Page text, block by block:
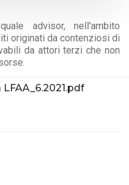
advisor, nell'ambito
originati da contenziosi di
da attori terzi che non